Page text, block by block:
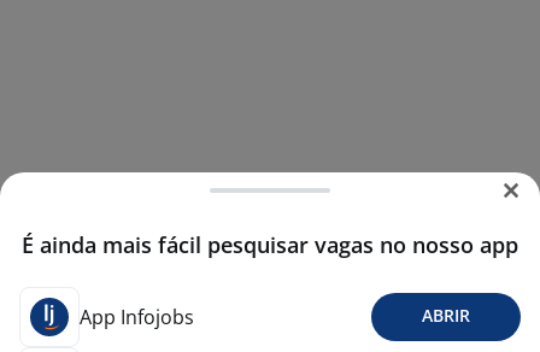
É ainda mais fácil pesquisar vagas no nosso app
App Infojobs ABRIR